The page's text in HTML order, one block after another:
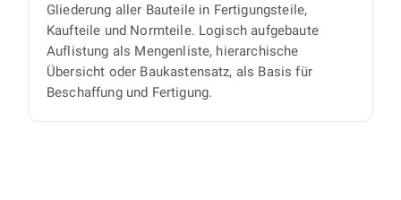
Gliederung aller Bauteile in Fertigungsteile,
Kaufteile und Normteile. Logisch aufgebaute
Auflistung als Mengenliste, hierarchische
Übersicht oder Baukastensatz, als Basis für
Beschaffung und Fertigung.